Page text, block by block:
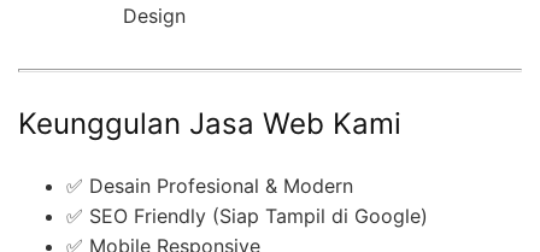
Design
Keunggulan Jasa Web Kami
✅ Desain Profesional & Modern
✅ SEO Friendly (Siap Tampil di Google)
✅ Mobile Responsive